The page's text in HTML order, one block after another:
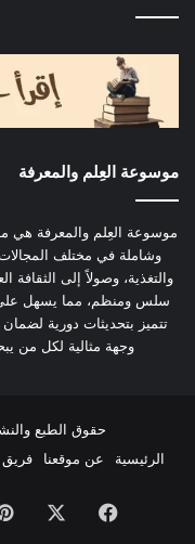
موسوعة العِلم والمعرفة
موسوعة العِلم والمعرفة هي
وشاملة في مختلف المجالات،
والتغذية، وصولاً إلى
سلس ومنظم، مما يسهل على
تتميز بتحديثات دورية
وجهة مثالية لكل من
حقوق الطبع
الرئيسية
عن موقعنا فريق
فيسبوك